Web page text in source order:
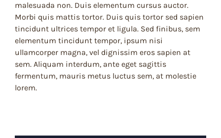
malesuada non. Duis elementum cursus auctor.
Morbi quis mattis tortor. Duis quis tortor sed sapien
tincidunt ultrices tempor et ligula. Sed finibus, sem
elementum tincidunt tempor, ipsum nisi
ullamcorper magna, vel dignissim eros sapien at
sem. Aliquam interdum, ante eget sagittis
fermentum, mauris metus luctus sem, at molestie
lorem.